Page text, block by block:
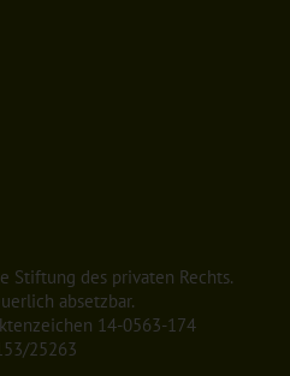
Stiftung des privaten Rechts.
absetzbar.
14-0563-174
25263